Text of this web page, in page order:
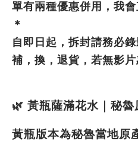
單有兩種優惠併用，我
＊
自即日起，拆封請務必
補，換，退貨，若無影片
🌿 黃瓶薩滿花水｜秘魯
黃瓶版本為秘魯當地原